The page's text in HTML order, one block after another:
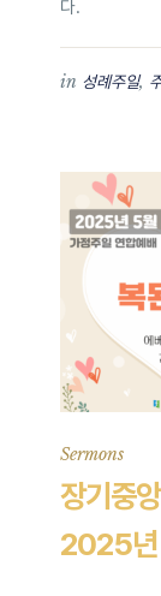
다.
in 성례주일,
Sermons
장기중
2025년